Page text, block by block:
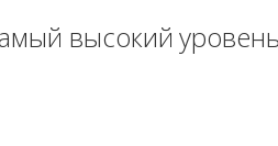
высокий